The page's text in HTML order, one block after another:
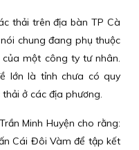
thải trên địa bàn TP Cà
chung đang phụ thuộc
một công ty tư nhân.
lớn là tỉnh chưa có quy
ở các địa phương.
Minh Huyện cho rằng:
Cái Đôi Vàm để tập kết